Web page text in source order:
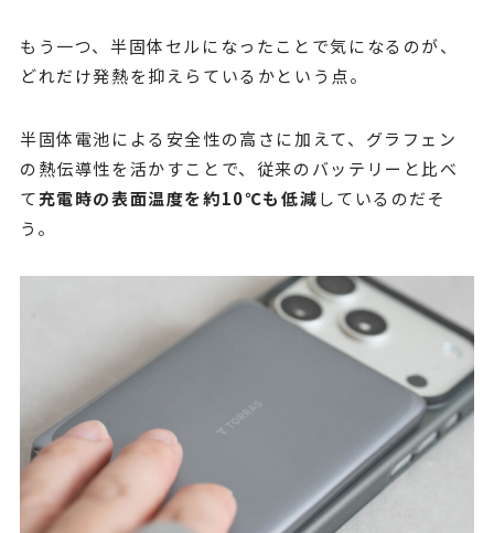
もう一つ、半固体セルになったことで気になるのが、
どれだけ発熱を抑えらているかという点。
半固体電池による安全性の高さに加えて、グラフェン
の熱伝導性を活かすことで、従来のバッテリーと比べ
て充電時の表面温度を約10℃も低減しているのだそ
う。